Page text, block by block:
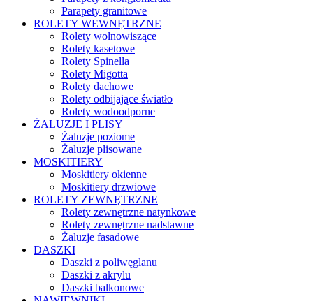
Parapety granitowe
ROLETY WEWNĘTRZNE
Rolety wolnowiszące
Rolety kasetowe
Rolety Spinella
Rolety Migotta
Rolety dachowe
Rolety odbijające światło
Rolety wodoodporne
ŻALUZJE I PLISY
Żaluzje poziome
Żaluzje plisowane
MOSKITIERY
Moskitiery okienne
Moskitiery drzwiowe
ROLETY ZEWNĘTRZNE
Rolety zewnętrzne natynkowe
Rolety zewnętrzne nadstawne
Żaluzje fasadowe
DASZKI
Daszki z poliwęglanu
Daszki z akrylu
Daszki balkonowe